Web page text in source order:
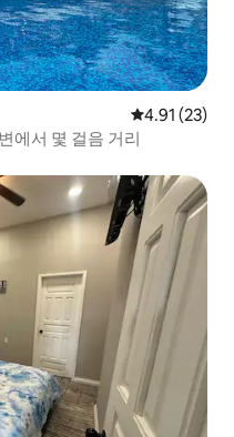
평점 4.91점
4.91 (23)
에서 몇 걸음 거리